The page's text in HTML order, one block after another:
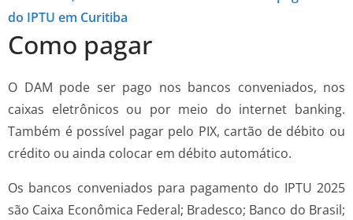
do IPTU em Curitiba
Como pagar
O DAM pode ser pago nos bancos conveniados, nos
caixas eletrônicos ou por meio do internet banking.
Também é possível pagar pelo PIX, cartão de débito ou
crédito ou ainda colocar em débito automático.
Os bancos conveniados para pagamento do IPTU 2025
são Caixa Econômica Federal; Bradesco; Banco do Brasil;